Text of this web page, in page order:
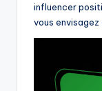
influencer
vous envisagez